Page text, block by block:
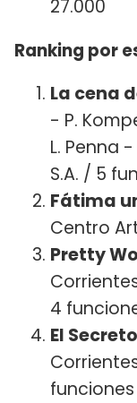
27.000
Ranking por
La cena
- P.
L. Penna
S.A. / 5
Fátima
Centro
Pretty
4
El Secreto
funciones